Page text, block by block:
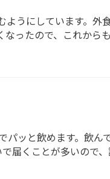
うにしています。外
ったので、これから
ッと飲めます。飲
届くことが多いので、